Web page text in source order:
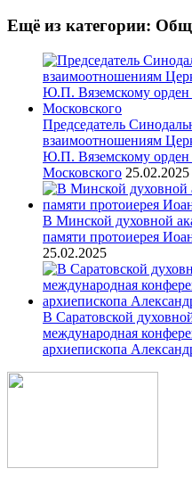
Ещё из категории:
Председатель
взаимоотношениям
Ю.П. Вяземскому орден
Московского 25.02.2025
В Минской духовной
памяти протоиерея
25.02.2025
В Саратовской
международная
архиепископа